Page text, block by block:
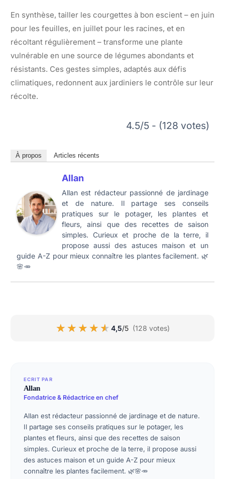
En synthèse, tailler les courgettes à bon escient – en juin
pour les feuilles, en juillet pour les racines, et en
récoltant régulièrement – transforme une plante
vulnérable en une source de légumes abondants et
résistants. Ces gestes simples, adaptés aux défis
climatiques, redonnent aux jardiniers le contrôle sur leur
récolte.
4.5/5 - (128 votes)
À propos Articles récents
Allan
Allan est rédacteur passionné de jardinage
et de nature. Il partage ses conseils
pratiques sur le potager, les plantes et
fleurs, ainsi que des recettes de saison
simples. Curieux et proche de la terre, il
propose aussi des astuces maison et un
guide A-Z pour mieux connaître les plantes facilement. 🌿
🌸🥕
★★★★★
★★★★★ 4,5/5 (128 votes)
ECRIT PAR
Allan
Fondatrice & Rédactrice en chef
Allan est rédacteur passionné de jardinage et de nature.
Il partage ses conseils pratiques sur le potager, les
plantes et fleurs, ainsi que des recettes de saison
simples. Curieux et proche de la terre, il propose aussi
des astuces maison et un guide A-Z pour mieux
connaître les plantes facilement. 🌿🌸🥕